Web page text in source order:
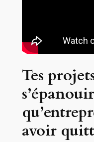
Tes
avoir